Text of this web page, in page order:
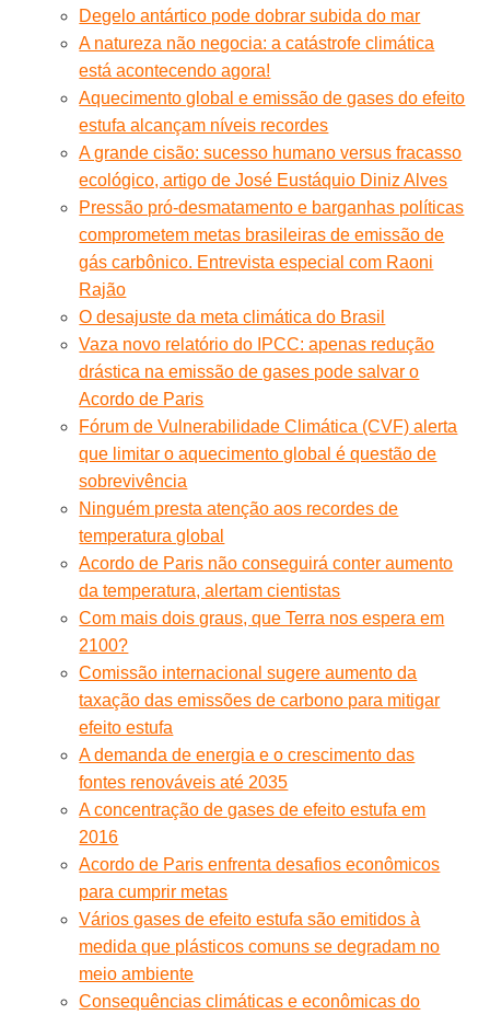
Degelo antártico pode dobrar subida do mar
A natureza não negocia: a catástrofe climática
está acontecendo agora!
Aquecimento global e emissão de gases do efeito
estufa alcançam níveis recordes
A grande cisão: sucesso humano versus fracasso
ecológico, artigo de José Eustáquio Diniz Alves
Pressão pró-desmatamento e barganhas políticas
comprometem metas brasileiras de emissão de
gás carbônico. Entrevista especial com Raoni
Rajão
O desajuste da meta climática do Brasil
Vaza novo relatório do IPCC: apenas redução
drástica na emissão de gases pode salvar o
Acordo de Paris
Fórum de Vulnerabilidade Climática (CVF) alerta
que limitar o aquecimento global é questão de
sobrevivência
Ninguém presta atenção aos recordes de
temperatura global
Acordo de Paris não conseguirá conter aumento
da temperatura, alertam cientistas
Com mais dois graus, que Terra nos espera em
2100?
Comissão internacional sugere aumento da
taxação das emissões de carbono para mitigar
efeito estufa
A demanda de energia e o crescimento das
fontes renováveis até 2035
A concentração de gases de efeito estufa em
2016
Acordo de Paris enfrenta desafios econômicos
para cumprir metas
Vários gases de efeito estufa são emitidos à
medida que plásticos comuns se degradam no
meio ambiente
Consequências climáticas e econômicas do